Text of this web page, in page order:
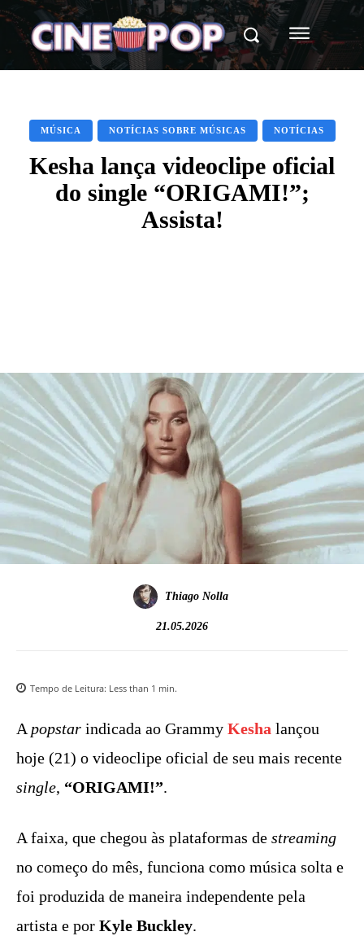
MÚSICA NOTÍCIAS SOBRE MÚSICAS NOTÍCIAS
Kesha lança videoclipe oficial
do single “ORIGAMI!”;
Assista!
Thiago Nolla
21.05.2026
Tempo de Leitura: Less than 1 min.
A popstar indicada ao Grammy Kesha lançou
hoje (21) o videoclipe oficial de seu mais recente
single, “ORIGAMI!”.
A faixa, que chegou às plataformas de streaming
no começo do mês, funciona como música solta e
foi produzida de maneira independente pela
artista e por Kyle Buckley.